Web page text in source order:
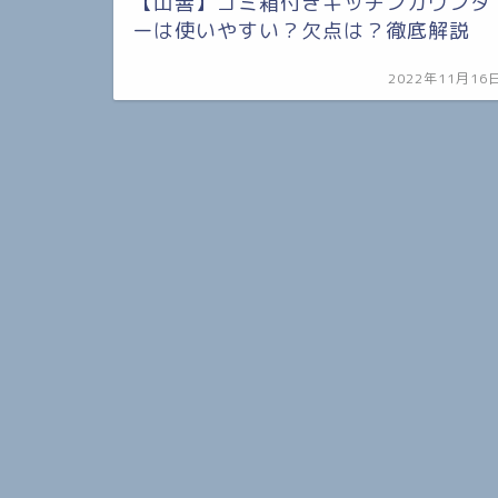
ーは使いやすい？欠点は？徹底解説
2022年11月16